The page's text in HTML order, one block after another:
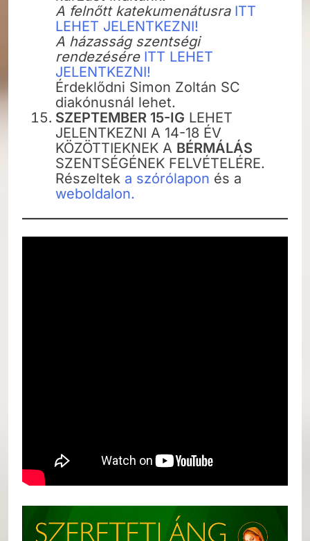
A felnőtt katekumenátusra ITT
LEHET JELENTKEZNI!
A házasság szentségi
rendezésére ITT LEHET
JELENTKEZNI!
Érdeklődni Simon Zoltán SC
diakónusnál lehet.
SZEPTEMBER 15-IG LEHET
JELENTKEZNI A 14-18 ÉV
KÖZÖTTIEKNEK A BÉRMÁLÁS
SZENTSÉGÉNEK FELVÉTELÉRE.
Részeltek a szórólapon és a
weboldalon.